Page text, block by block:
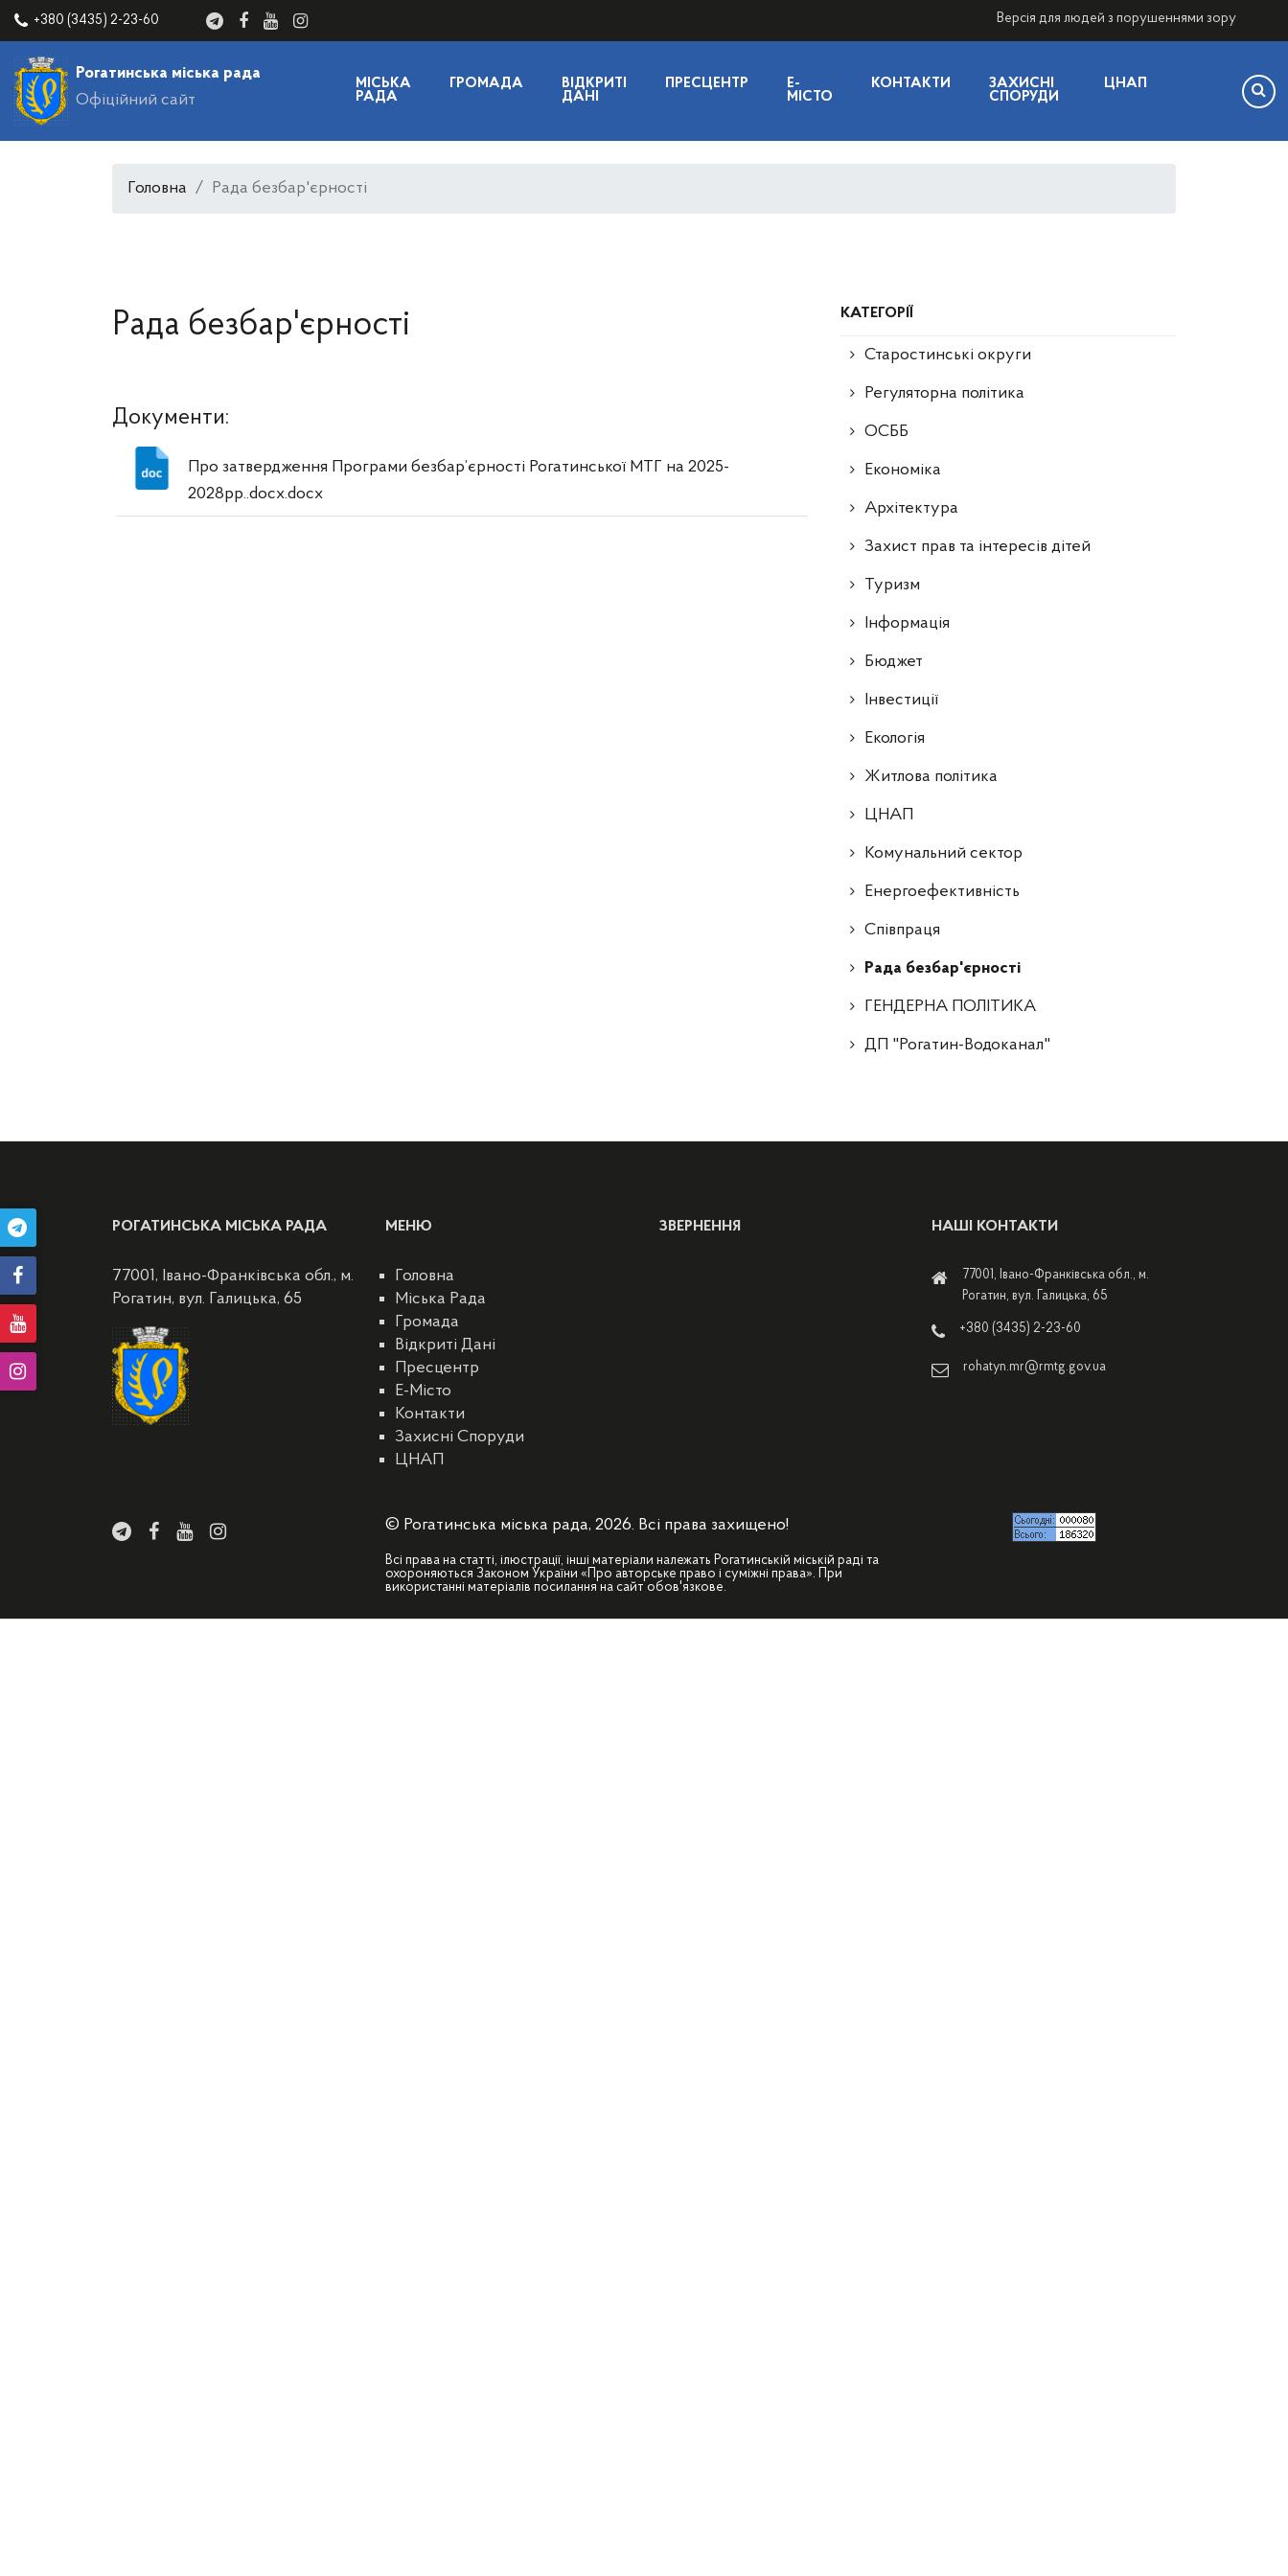
+380 (3435) 2-23-60 Версія для людей з порушеннями зору
Рогатинська міська рада
Офіційний сайт
МІСЬКА
РАДА
ГРОМАДА
ВІДКРИТІ
ДАНІ
ПРЕСЦЕНТР
E-
МІСТО
КОНТАКТИ
ЗАХИСНІ
СПОРУДИ
ЦНАП
Головна Рада безбар'єрності
Рада безбар'єрності
Документи:
Про затвердження Програми безбар’єрності Рогатинської МТГ на 2025-
2028рр..docx.docx
КАТЕГОРІЇ
Старостинські округи
Регуляторна політика
ОСББ
Економіка
Архітектура
Захист прав та інтересів дітей
Туризм
Інформація
Бюджет
Інвестиції
Екологія
Житлова політика
ЦНАП
Комунальний сектор
Енергоефективність
Співпраця
Рада безбар'єрності
ГЕНДЕРНА ПОЛІТИКА
ДП "Рогатин-Водоканал"
РОГАТИНСЬКА МІСЬКА РАДА
77001, Івано-Франківська обл., м.
Рогатин, вул. Галицька, 65
МЕНЮ
Головна
Міська Рада
Громада
Відкриті Дані
Пресцентр
E-Місто
Контакти
Захисні Споруди
ЦНАП
ЗВЕРНЕННЯ НАШІ КОНТАКТИ
77001, Івано-Франківська обл., м.
Рогатин, вул. Галицька, 65
+380 (3435) 2-23-60
rohatyn.mr@rmtg.gov.ua
© Рогатинська міська рада, 2026. Всі права захищено!
Всі права на статті, ілюстрації, інші матеріали належать Рогатинській міській раді та
охороняються Законом України «Про авторське право і суміжні права». При
використанні матеріалів посилання на сайт обов'язкове.